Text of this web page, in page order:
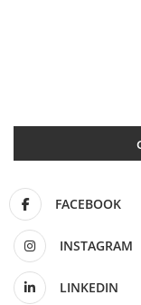
FACEBOOK
INSTAGRAM
LINKEDIN